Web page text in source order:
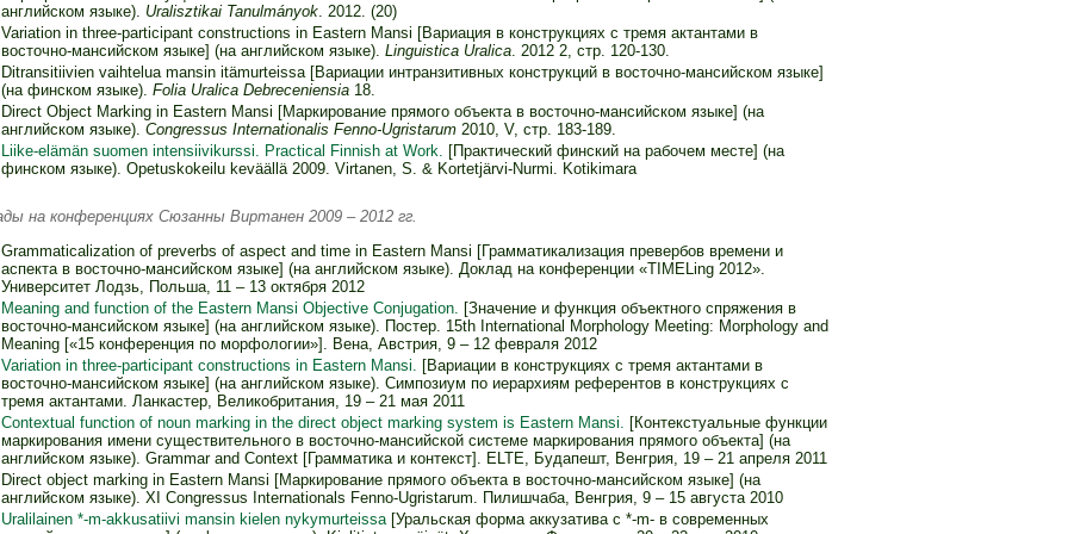
английском языке). Uralisztikai Tanulmányok. 2012. (20)
Variation in three-participant constructions in Eastern Mansi [Вариация в конструкциях с тремя актантами в
восточно-мансийском языке] (на английском языке). Linguistica Uralica. 2012 2, стр. 120-130.
Ditransitiivien vaihtelua mansin itämurteissa [Вариации интранзитивных конструкций в восточно-мансийском языке]
(на финском языке). Folia Uralica Debreceniensia18.
Direct Object Marking in Eastern Mansi [Маркирование прямого объекта в восточно-мансийском языке] (на
английском языке). Congressus Internationalis Fenno-Ugristarum2010, V, стр. 183-189.
Liike-elämän suomen intensiivikurssi. Practical Finnish at Work. [Практический финский на рабочем месте] (на
финском языке). Opetuskokeilu keväällä 2009. Virtanen, S. & Kortetjärvi-Nurmi. Kotikimara
на конференциях Сюзанны Виртанен 2009 – 2012 гг.
Grammaticalization of preverbs of aspect and time in Eastern Mansi [Грамматикализация превербов времени и
аспекта в восточно-мансийском языке] (на английском языке). Доклад на конференции «TIMELing 2012».
Университет Лодзь, Польша, 11 – 13 октября 2012
Meaning and function of the Eastern Mansi Objective Conjugation. [Значение и функция объектного спряжения в
восточно-мансийском языке] (на английском языке). Постер. 15th International Morphology Meeting: Morphology and
Meaning [«15 конференция по морфологии»]. Вена, Австрия, 9 – 12 февраля 2012
Variation in three-participant constructions in Eastern Mansi. [Вариации в конструкциях с тремя актантами в
восточно-мансийском языке] (на английском языке). Cимпозиум по иерархиям референтов в конструкциях с
тремя актантами. Ланкастер, Великобритания, 19 – 21 мая 2011
Contextual function of noun marking in the direct object marking system is Eastern Mansi. [Контекстуальные функции
маркирования имени существительного в восточно-мансийской системе маркирования прямого объекта] (на
английском языке). Grammar and Context [Грамматика и контекст]. ELTE, Будапешт, Венгрия, 19 – 21 апреля 2011
Direct object marking in Eastern Mansi [Маркирование прямого объекта в восточно-мансийском языке] (на
английском языке). XI Congressus Internationals Fenno-Ugristarum. Пилишчаба, Венгрия, 9 – 15 августа 2010
Uralilainen *-m-akkusatiivi mansin kielen nykymurteissa[Уральская форма аккузатива с *-m- в современных